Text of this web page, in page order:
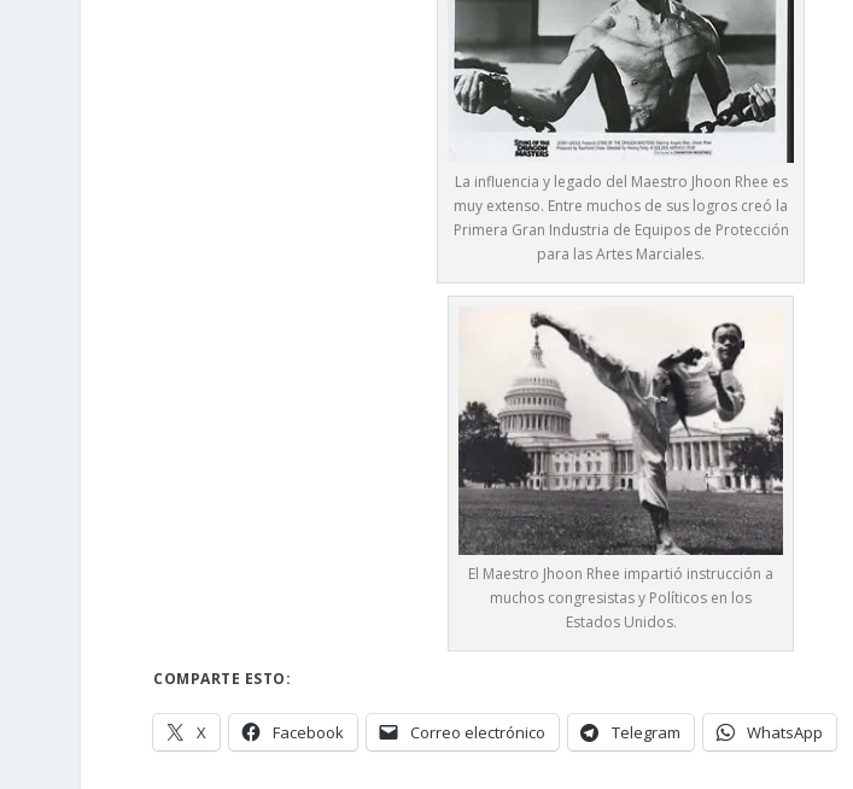
La influencia y legado del Maestro Jhoon Rhee es
muy extenso. Entre muchos de sus logros creó la
Primera Gran Industria de Equipos de Protección
para las Artes Marciales.
El Maestro Jhoon Rhee impartió instrucción a
muchos congresistas y Políticos en los
Estados Unidos.
COMPARTE ESTO:
X Facebook Correo electrónico Telegram WhatsApp